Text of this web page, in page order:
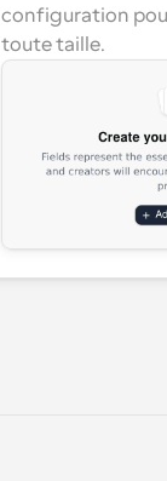
configuration
toute taille.